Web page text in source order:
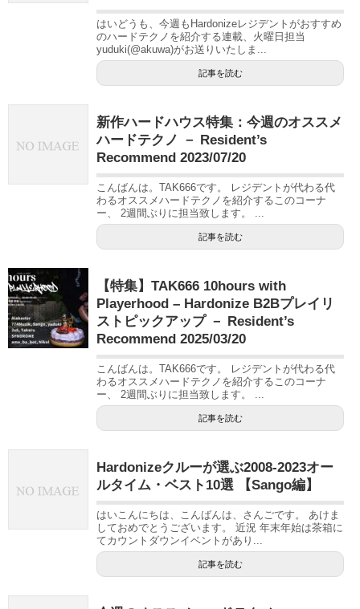
はいどうも、今週もHardonizeレジデントがおすすめ
のハードテクノを紹介する連載、火曜日担当
yuduki(@akuwa)がお送りいたしま...
記事を読む
新作ハードハウス特集：今週のオススメ
ハードテクノ － Resident’s
Recommend 2023/07/20
こんばんは。TAK666です。 レジデントが代わる代
わるオススメハードテクノを紹介するこのコーナ
ー、 2週間ぶりに担当致します。 ...
記事を読む
【特集】TAK666 10hours with
Playerhood – Hardonize B2Bプレイリ
ストピックアップ － Resident’s
Recommend 2025/03/20
こんばんは。TAK666です。 レジデントが代わる代
わるオススメハードテクノを紹介するこのコーナ
ー、 2週間ぶりに担当致します。 ...
記事を読む
Hardonizeクルーが選ぶ2008-2023オー
ルタイム・ベスト10選 【Sango編】
はいこんにちは、こんばんは、さんごです。 あけま
しておめでとうございます。 近況 年末年始は茶箱に
てカウントダウンイベントがあり...
記事を読む